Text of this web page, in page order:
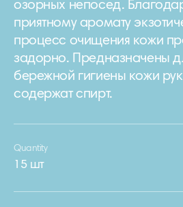
озорных непосед.
приятному аромату
процесс очищения кожи
задорно. Предназначены
бережной гигиены кожи
содержат спирт.
Quantity
15 шт